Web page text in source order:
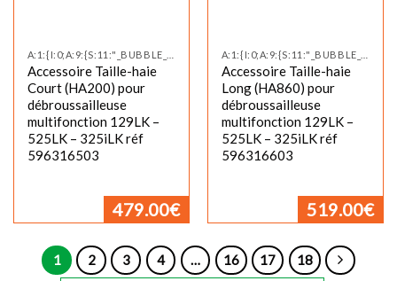
Accessoire Taille-haie
Court (HA200) pour
débroussailleuse
multifonction 129LK –
525LK – 325iLK réf
596316503
479.00€
Accessoire Taille-haie
Long (HA860) pour
débroussailleuse
multifonction 129LK –
525LK – 325iLK réf
596316603
519.00€
1 2 3 4 … 16 17 18